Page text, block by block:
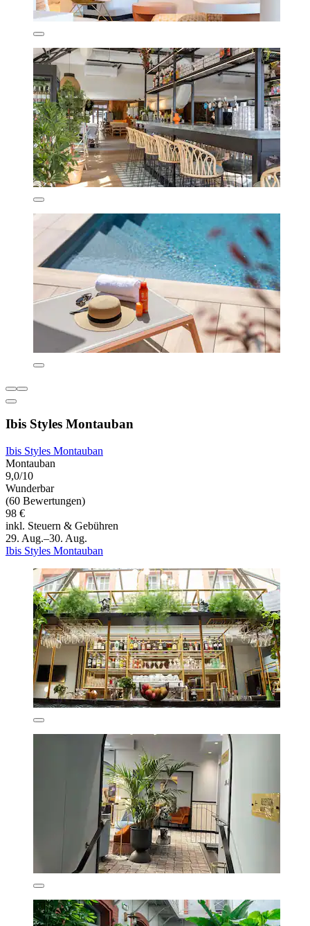
Ibis Styles Montauban
Ibis Styles Montauban
Montauban
9,0/10
Wunderbar
(60 Bewertungen)
98 €
inkl. Steuern & Gebühren
29. Aug.–30. Aug.
Ibis Styles Montauban